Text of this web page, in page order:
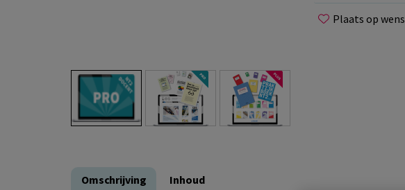
Plaats op
Omschrijving Inhoud